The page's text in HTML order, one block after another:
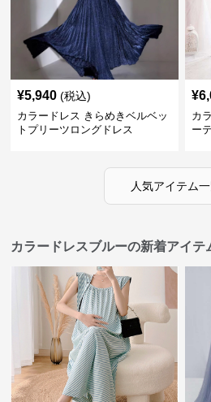
¥5,940 (税込)
カラードレス きらめきベルベッ
トプリーツロングドレス
¥
カ
ー
人気アイテム
カラードレスブルーの新着アイテ